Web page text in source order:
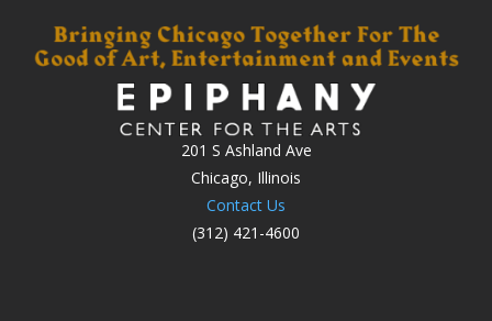
201 S Ashland Ave
Chicago, Illinois
Contact Us
(312) 421-4600